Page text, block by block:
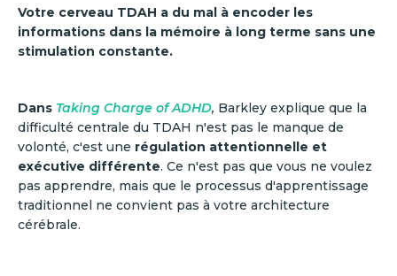
Votre cerveau TDAH a du mal à encoder les
informations dans la mémoire à long terme sans une
stimulation constante.
Dans Taking Charge of ADHD, Barkley explique que la
difficulté centrale du TDAH n'est pas le manque de
volonté, c'est une régulation attentionnelle et
exécutive différente. Ce n'est pas que vous ne voulez
pas apprendre, mais que le processus d'apprentissage
traditionnel ne convient pas à votre architecture
cérébrale.